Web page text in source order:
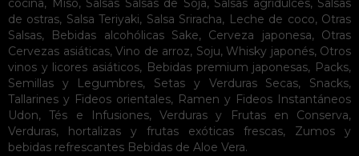
cocina, Miso, Salsas Salsas de Soja, Salsas agridulces, Salsas
de ostras, Salsa Teriyaki, Salsa Sriracha, Leche de coco, Otras
Salsas, Bebidas alcohólicas Sake, Cerveza japonesa, Otras
Cervezas asiáticas, Vino de arroz, Soju, Whisky japonés, Otros
vinos y licores asiáticos, Bebidas premium japonesas, Packs,
Semillas y Legumbres, Setas y Verduras Secas, Snacks,
Tallarines y Fideos orientales, Ramen y Fideos Instantáneos
Udon,Tés e Infusiones, Verduras y Frutas en Conserva,
Verduras, hortalizas y frutas exóticas frescas, Zumos y
bebidas refrescantes Bebidas de Aloe Vera.